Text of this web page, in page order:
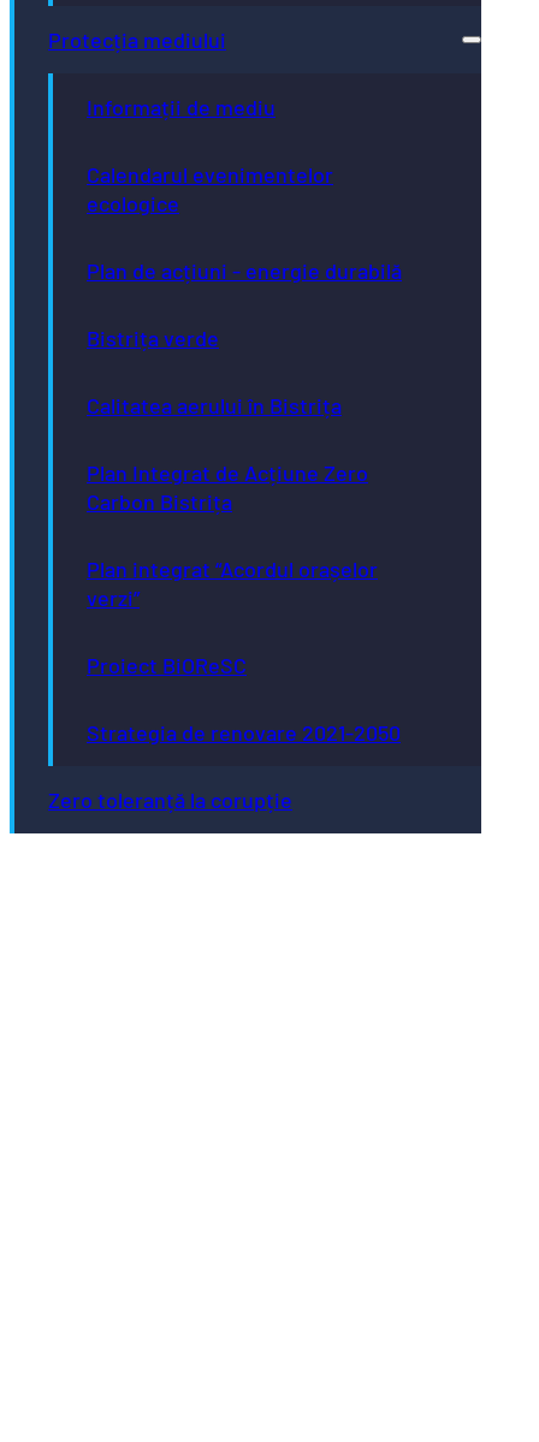
Protecția mediului
Informații de mediu
Calendarul evenimentelor
ecologice
Plan de acțiuni - energie durabilă
Bistrița verde
Calitatea aerului în Bistrița
Plan Integrat de Acțiune Zero
Carbon Bistrița
Plan integrat “Acordul orașelor
verzi”
Proiect BiOReSC
Strategia de renovare 2021-2050
Zero toleranță la corupție